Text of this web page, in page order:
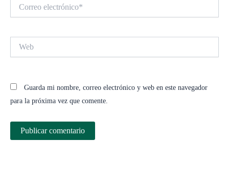
electrónico*
Guarda mi nombre, correo electrónico y web en este navegador
para la próxima vez que comente.